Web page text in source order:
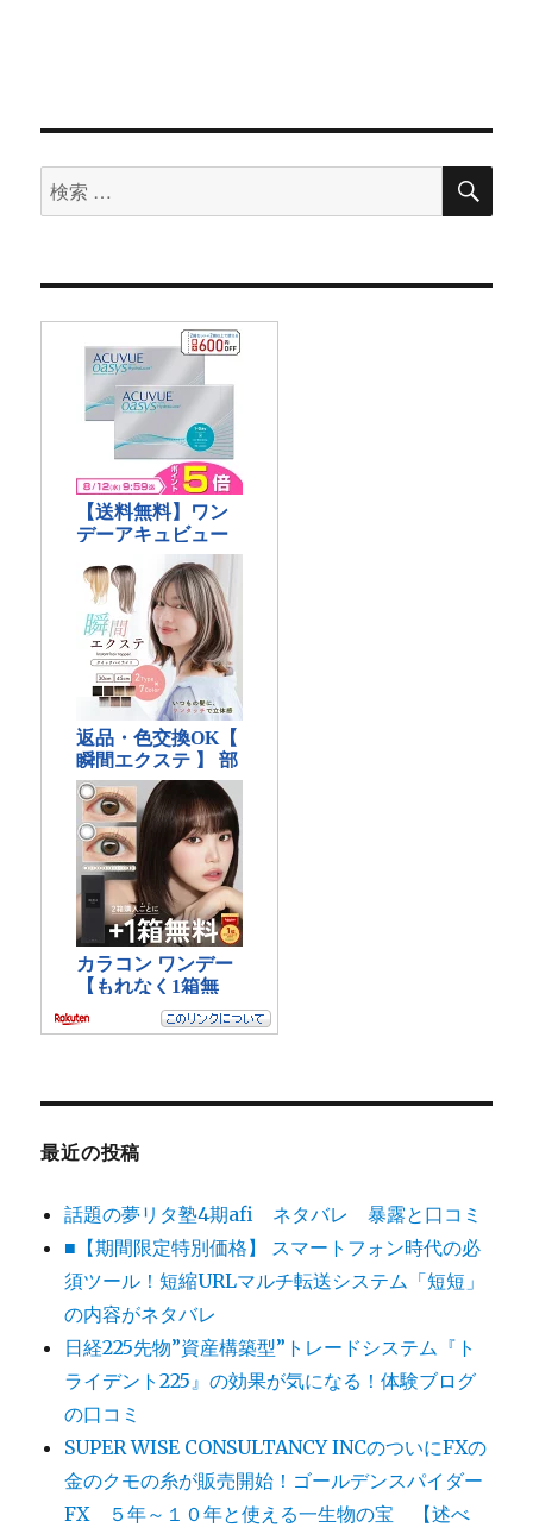
検
索
象:
検
最近の投稿
話題の夢リタ塾4期afi ネタバレ 暴露と口コミ
■【期間限定特別価格】 スマートフォン時代の必
須ツール！短縮URLマルチ転送システム「短短」
の内容がネタバレ
日経225先物”資産構築型”トレードシステム『ト
ライデント225』の効果が気になる！体験ブログ
の口コミ
SUPER WISE CONSULTANCY INCのついにFXの
金のクモの糸が販売開始！ゴールデンスパイダー
FX ５年～１０年と使える一生物の宝 【述べ